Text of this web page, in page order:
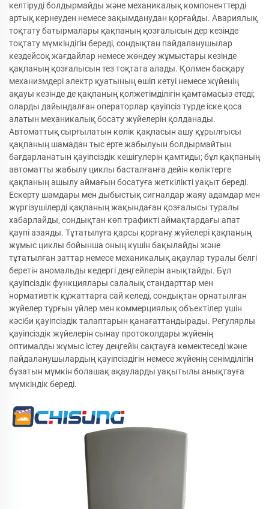
келтіруді болдырмайды және механикалық компоненттерді
артық кернеуден немесе зақымданудан қорғайды. Авариялық
тоқтату батырмалары қақпаның қозғалысын дер кезінде
тоқтату мүмкіндігін береді, сондықтан пайдаланушылар
кездейсоқ жағдайлар немесе жөндеу жұмыстары кезінде
қақпаның қозғалысын тез тоқтата алады. Қолмен басқару
механизмдері электр қуатының өшіп кетуі немесе жүйенің
ақауы кезінде де қақпаның қолжетімділігін қамтамасыз етеді;
оларды дайындалған операторлар қауіпсіз түрде іске қоса
алатын механикалық босату жүйелерін қолданады.
Автоматтық сырғылатын көлік қақпасын ашу құрылғысы
қақпаның шамадан тыс ерте жабылуын болдырмайтын
бағдарланатын қауіпсіздік кешігулерін қамтиды; бұл қақпаның
автоматты жабылу циклы басталғанға дейін көліктерге
қақпаның ашылу аймағын босатуға жеткілікті уақыт береді.
Ескерту шамдары мен дыбыстық сигналдар жаяу адамдар мен
жүргізушілерді қақпаның жақындаған қозғалысы туралы
хабарлайды, сондықтан көп трафикті аймақтардағы апат
қаупі азаяды. Тұтатылуға қарсы қорғану жүйелері қақпаның
жұмыс циклы бойынша оның күшін бақылайды және
тұтатылған заттар немесе механикалық ақаулар туралы белгі
беретін аномальды кедергі деңгейлерін анықтайды. Бұл
қауіпсіздік функциялары салалық стандарттар мен
нормативтік құжаттарға сай келеді, сондықтан орнатылған
жүйелер тұрғын үйлер мен коммерциялық объектілер үшін
кәсіби қауіпсіздік талаптарын қанағаттандырады. Регулярлы
қауіпсіздік жүйелерін сынау протоколдары жүйенің
оптималды жұмыс істеу деңгейін сақтауға көмектеседі және
пайдаланушылардың қауіпсіздігін немесе жүйенің сенімділігін
бұзатын мүмкін болашақ ақауларды уақытылы анықтауға
мүмкіндік береді.